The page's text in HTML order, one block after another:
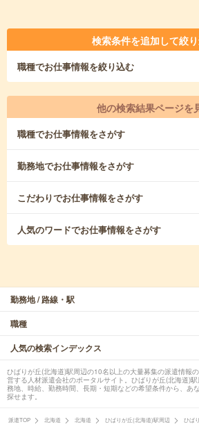
検索条件を追加して絞
職種でお仕事情報を絞り込む
他の検索結果ページを
職種でお仕事情報をさがす
勤務地でお仕事情報をさがす
こだわりでお仕事情報をさがす
人気のワードでお仕事情報をさがす
勤務地 / 路線・駅
職種
人気の検索インデックス
ひばりが丘(北海道)駅周辺の10名以上の大量募集の派遣情報
営する人材派遣会社のポータルサイト。ひばりが丘(北海道)
務地、時給、勤務時間、長期・短期などの希望条件から、あ
探せます。
派遣TOP 北海道 北海道 ひばりが丘(北海道)駅周辺
ひば